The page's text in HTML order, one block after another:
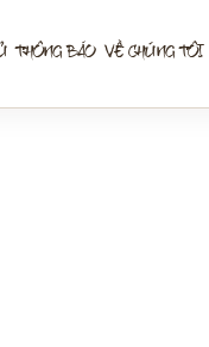
THÔNG BÁO VỀ CHÚNG TÔI